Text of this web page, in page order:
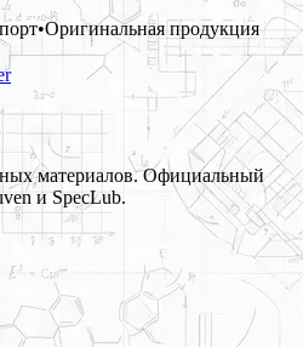
•Оригинальная продукция
материалов. Официальный
и SpecLub.